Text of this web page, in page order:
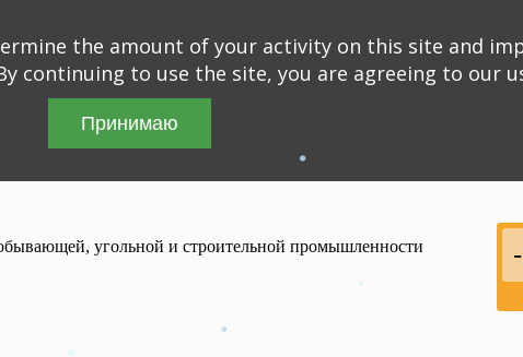
угольной и строительной промышленности
the amount of your activity on this site and
continuing to use the site, you are agreeing to our
Принимаю